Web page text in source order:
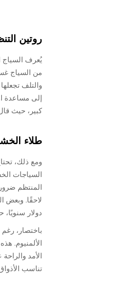
روتين
يُعرف السياج
من السياج
والتلف
إلى مساعدة
كبير، حيث
طلاء
ومع ذلك،
المنتظم
دولار
باختصار، رغم
الألمنيوم.
الأمد
تناسب